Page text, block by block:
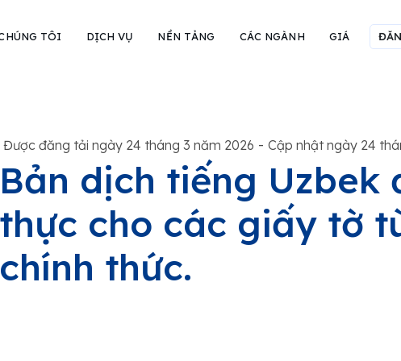
TÔI DỊCH VỤ NỀN TẢNG CÁC NGÀNH GIÁ
Được đăng tải ngày 24 tháng 3 năm 2026 - Cập nhật ngày 24
dịch tiếng Uzbek
cho các giấy tờ
thức.